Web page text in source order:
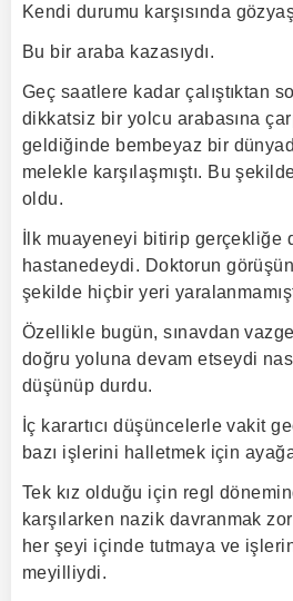
Kendi durumu karşısında
Bu bir araba kazasıydı.
Geç saatlere kadar çalıştıktan
dikkatsiz bir yolcu arabasına
geldiğinde bembeyaz bir
melekle karşılaşmıştı. Bu şekilde
oldu.
İlk muayeneyi bitirip gerçekliğe
hastanedeydi. Doktorun
şekilde hiçbir yeri
Özellikle bugün, sınavdan
doğru yoluna devam etseydi
düşünüp durdu.
İç karartıcı düşüncelerle vakit
bazı işlerini halletmek için
Tek kız olduğu için regl
karşılarken nazik davranmak
her şeyi içinde tutmaya ve
meyilliydi.